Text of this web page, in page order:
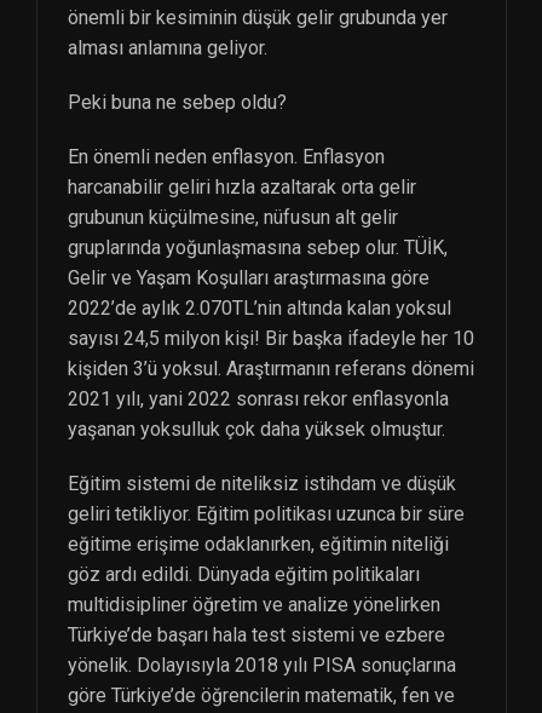
önemli bir kesiminin düşük gelir grubunda yer
alması anlamına geliyor.
Peki buna ne sebep oldu?
En önemli neden enflasyon. Enflasyon
harcanabilir geliri hızla azaltarak orta gelir
grubunun küçülmesine, nüfusun alt gelir
gruplarında yoğunlaşmasına sebep olur. TÜİK,
Gelir ve Yaşam Koşulları araştırmasına göre
2022’de aylık 2.070TL’nin altında kalan yoksul
sayısı 24,5 milyon kişi! Bir başka ifadeyle her 10
kişiden 3’ü yoksul. Araştırmanın referans dönemi
2021 yılı, yani 2022 sonrası rekor enflasyonla
yaşanan yoksulluk çok daha yüksek olmuştur.
Eğitim sistemi de niteliksiz istihdam ve düşük
geliri tetikliyor. Eğitim politikası uzunca bir süre
eğitime erişime odaklanırken, eğitimin niteliği
göz ardı edildi. Dünyada eğitim politikaları
multidisipliner öğretim ve analize yönelirken
Türkiye’de başarı hala test sistemi ve ezbere
yönelik. Dolayısıyla 2018 yılı PISA sonuçlarına
göre Türkiye’de öğrencilerin matematik, fen ve